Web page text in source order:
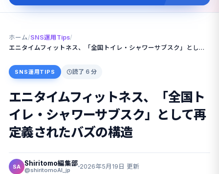
ホーム /SNS運用Tips/
エニタイムフィットネス、「全国トイレ・シャワーサブスク」として再定義されたバズの構造
SNS運用TIPS 読了 6 分
エニタイムフィットネス、「全国ト
イレ・シャワーサブスク」として再
定義されたバズの構造
SA Shiritomo編集部
@shiritomoAI_jp 2026年5月19日 更新